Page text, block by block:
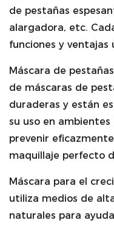
de pestañas
alargadora, etc.
funciones y ventajas
Máscara de
de máscaras de
duraderas y están
su uso en ambientes
prevenir
maquillaje perfecto
Máscara para el
utiliza medios de
naturales para